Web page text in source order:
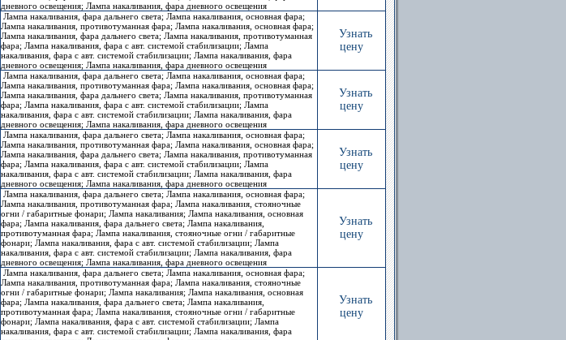
дневного освещения; Лампа накаливания, фара дневного освещения
Лампа накаливания, фара дальнего света; Лампа накаливания, основная фара;
Лампа накаливания, противотуманная фара; Лампа накаливания, основная фара;
Лампа накаливания, фара дальнего света; Лампа накаливания, противотуманная
фара; Лампа накаливания, фара с авт. системой стабилизации; Лампа
накаливания, фара с авт. системой стабилизации; Лампа накаливания, фара
дневного освещения; Лампа накаливания, фара дневного освещения
Узнать
цену
Лампа накаливания, фара дальнего света; Лампа накаливания, основная фара;
Лампа накаливания, противотуманная фара; Лампа накаливания, основная фара;
Лампа накаливания, фара дальнего света; Лампа накаливания, противотуманная
фара; Лампа накаливания, фара с авт. системой стабилизации; Лампа
накаливания, фара с авт. системой стабилизации; Лампа накаливания, фара
дневного освещения; Лампа накаливания, фара дневного освещения
Узнать
цену
Лампа накаливания, фара дальнего света; Лампа накаливания, основная фара;
Лампа накаливания, противотуманная фара; Лампа накаливания, основная фара;
Лампа накаливания, фара дальнего света; Лампа накаливания, противотуманная
фара; Лампа накаливания, фара с авт. системой стабилизации; Лампа
накаливания, фара с авт. системой стабилизации; Лампа накаливания, фара
дневного освещения; Лампа накаливания, фара дневного освещения
Узнать
цену
Лампа накаливания, фара дальнего света; Лампа накаливания, основная фара;
Лампа накаливания, противотуманная фара; Лампа накаливания, стояночные
огни / габаритные фонари; Лампа накаливания; Лампа накаливания, основная
фара; Лампа накаливания, фара дальнего света; Лампа накаливания,
противотуманная фара; Лампа накаливания, стояночные огни / габаритные
фонари; Лампа накаливания, фара с авт. системой стабилизации; Лампа
накаливания, фара с авт. системой стабилизации; Лампа накаливания, фара
дневного освещения; Лампа накаливания, фара дневного освещения
Узнать
цену
Лампа накаливания, фара дальнего света; Лампа накаливания, основная фара;
Лампа накаливания, противотуманная фара; Лампа накаливания, стояночные
огни / габаритные фонари; Лампа накаливания; Лампа накаливания, основная
фара; Лампа накаливания, фара дальнего света; Лампа накаливания,
противотуманная фара; Лампа накаливания, стояночные огни / габаритные
фонари; Лампа накаливания, фара с авт. системой стабилизации; Лампа
накаливания, фара с авт. системой стабилизации; Лампа накаливания, фара
Узнать
цену